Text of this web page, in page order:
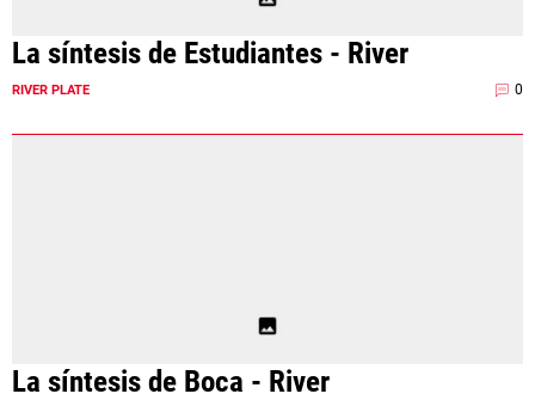
La síntesis de Estudiantes - River
RIVER PLATE 0
La síntesis de Boca - River